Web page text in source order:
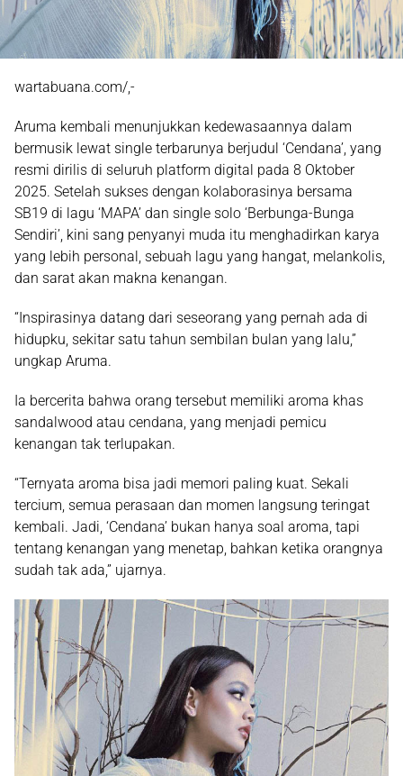
wartabuana.com/,-
Aruma kembali menunjukkan kedewasaannya dalam
bermusik lewat single terbarunya berjudul ‘Cendana’, yang
resmi dirilis di seluruh platform digital pada 8 Oktober
2025. Setelah sukses dengan kolaborasinya bersama
SB19 di lagu ‘MAPA’ dan single solo ‘Berbunga-Bunga
Sendiri’, kini sang penyanyi muda itu menghadirkan karya
yang lebih personal, sebuah lagu yang hangat, melankolis,
dan sarat akan makna kenangan.
“Inspirasinya datang dari seseorang yang pernah ada di
hidupku, sekitar satu tahun sembilan bulan yang lalu,”
ungkap Aruma.
Ia bercerita bahwa orang tersebut memiliki aroma khas
sandalwood atau cendana, yang menjadi pemicu
kenangan tak terlupakan.
“Ternyata aroma bisa jadi memori paling kuat. Sekali
tercium, semua perasaan dan momen langsung teringat
kembali. Jadi, ‘Cendana’ bukan hanya soal aroma, tapi
tentang kenangan yang menetap, bahkan ketika orangnya
sudah tak ada,” ujarnya.